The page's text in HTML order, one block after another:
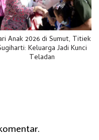
Anak 2026 di Sumut, Titiek
Keluarga Jadi Kunci
Teladan